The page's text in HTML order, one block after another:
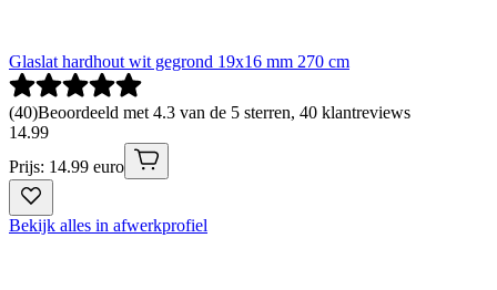
Glaslat hardhout wit gegrond 19x16 mm 270 cm
(40)Beoordeeld met 4.3 van de 5 sterren, 40 klantreviews
14.99
Prijs: 14.99 euro
Bekijk alles in afwerkprofiel